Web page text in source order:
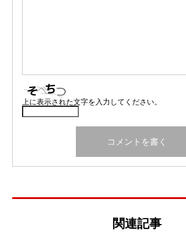
上に表示された文字を入力してください。
関連記事